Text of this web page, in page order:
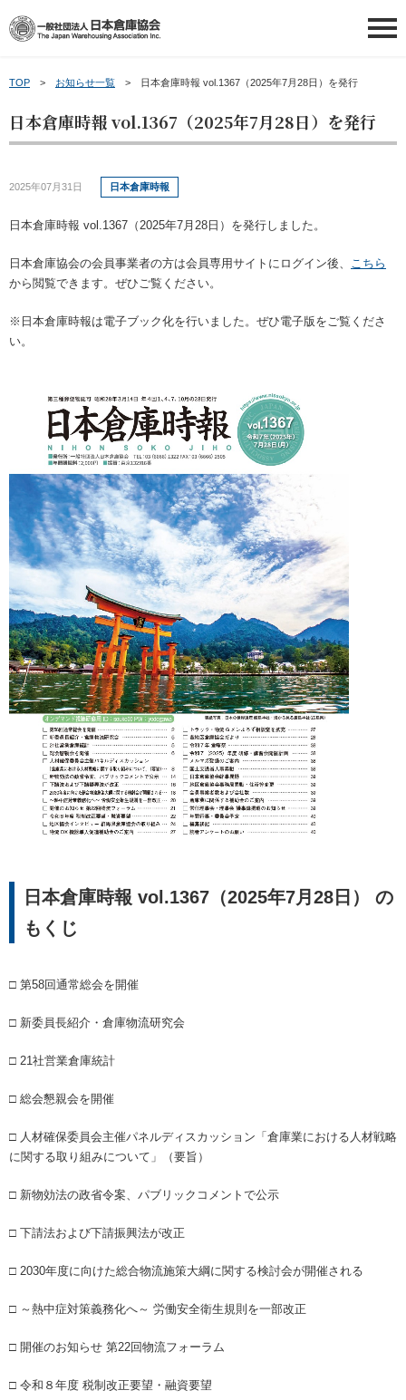
日本倉庫協会について
日本倉庫協会の概要
トランクルームの利用案内
入会のご案内
お役立ち情報
人材の確保・育成に関する事例集
物流関連製品・ソフト
日本倉庫時報
物効法認定取得への道
倉庫業総合賠償責任保険制度
損害賠償責任かび保険制度
事業計画書（BCP）
講習会等ご案内
倉庫管理主任者講習会について
倉庫管理主任者講習会 FAQ
教育研修事業について
修了証（倉庫管理主任者講習会）を紛失された方へ
お問い合わせ
ご意見箱
メールマガジン登録
刊行物のご案内
法律相談
広告のご案内
動画投稿（ポータルサイト）
トラック・物流Gメンよろず相談室
メルマガ登録
アクセス
会員ログインはこちら
台帳ログインはこちら
TOP お知らせ一覧 日本倉庫時報 vol.1367（2025年7月28日）を発行
日本倉庫時報 vol.1367（2025年7月28日）を発行
2025年07月31日 日本倉庫時報
日本倉庫時報 vol.1367（2025年7月28日）を発行しました。
日本倉庫協会の会員事業者の方は会員専用サイトにログイン後、 こちら
から閲覧できます。ぜひご覧ください。
※日本倉庫時報は電子ブック化を行いました。ぜひ電子版をご覧くださ
い。
日本倉庫時報 vol.1367（2025年7月28日） の
もくじ
□ 第58回通常総会を開催
□ 新委員長紹介・倉庫物流研究会
□ 21社営業倉庫統計
□ 総会懇親会を開催
□ 人材確保委員会主催パネルディスカッション「倉庫業における人材戦略
に関する取り組みについて」（要旨）
□ 新物効法の政省令案、パブリックコメントで公示
□ 下請法および下請振興法が改正
□ 2030年度に向けた総合物流施策大綱に関する検討会が開催される
□ ～熱中症対策義務化へ～ 労働安全衛生規則を一部改正
□ 開催のお知らせ 第22回物流フォーラム
□ 令和８年度 税制改正要望・融資要望